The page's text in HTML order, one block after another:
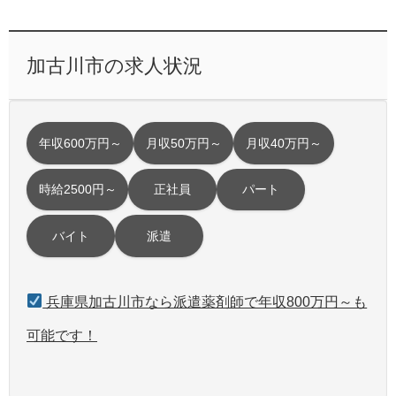
加古川市の求人状況
年収600万円～ 月収50万円～ 月収40万円～
時給2500円～ 正社員 パート
バイト 派遣
兵庫県加古川市なら派遣薬剤師で年収800万円～も
可能です！